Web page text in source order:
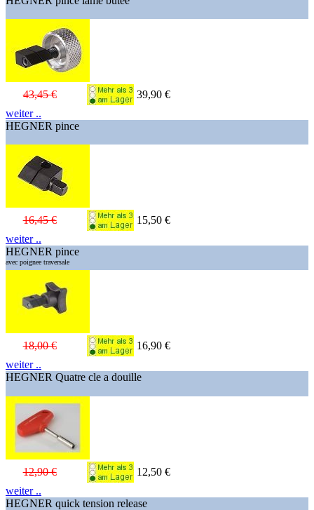
43,45 €
39,90 €
weiter ..
HEGNER pince
16,45 €
15,50 €
weiter ..
HEGNER pince
avec poignee traversale
18,00 €
16,90 €
weiter ..
HEGNER Quatre cle a douille
12,90 €
12,50 €
weiter ..
HEGNER quick tension release